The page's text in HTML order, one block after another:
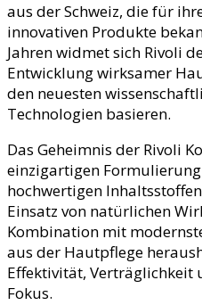
aus der Schweiz, die für
innovativen Produkte
Jahren widmet sich Rivoli
Entwicklung wirksamer
den neuesten
Technologien basieren.
Das Geheimnis der Rivoli
einzigartigen
hochwertigen
Einsatz von natürlichen
Kombination mit
aus der Hautpflege
Effektivität, Verträglichkeit
Fokus.